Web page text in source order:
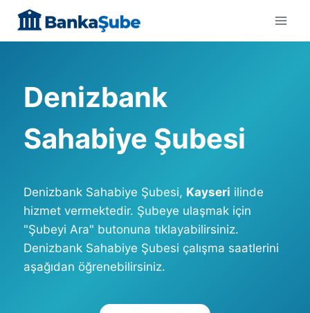
content
Denizbank
Sahabiye Şubesi
Denizbank Sahabiye Şubesi, Kayseri ilinde
hizmet vermektedir. Şubeye ulaşmak için
"Şubeyi Ara" butonuna tıklayabilirsiniz.
Denizbank Sahabiye Şubesi çalışma saatlerini
aşağıdan öğrenebilirsiniz.